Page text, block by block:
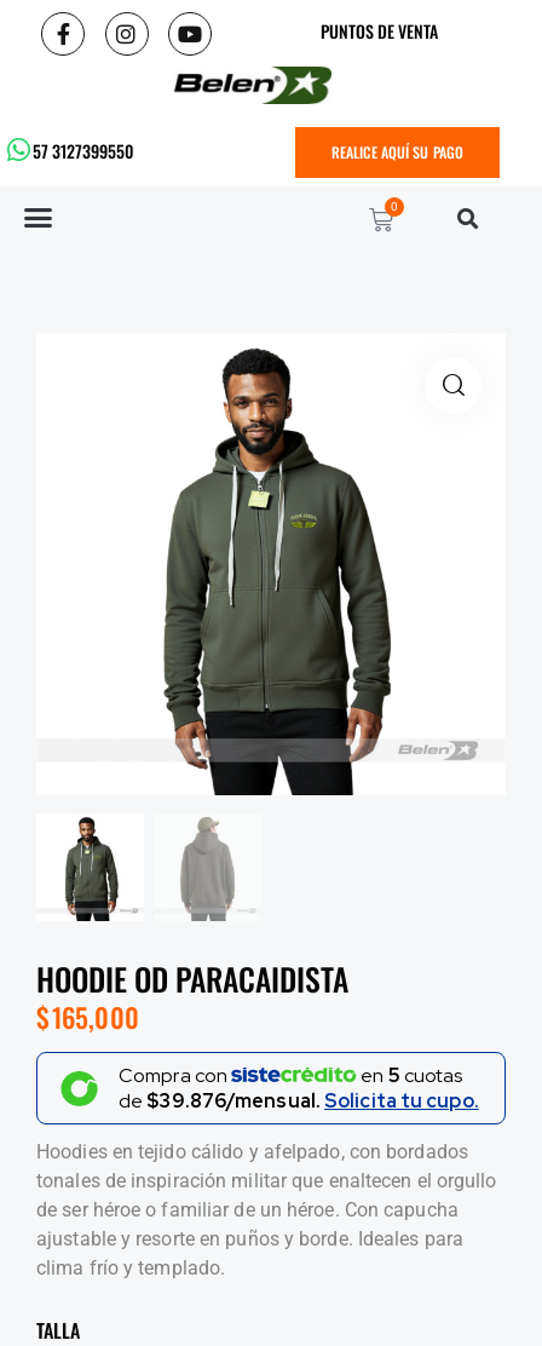
PUNTOS DE VENTA
57 3127399550 REALICE AQUÍ SU PAGO
0
HOODIE OD PARACAIDISTA
$165,000
Compra con en 5cuotas
de $39.876/mensual.Solicita tu cupo.
Hoodies en tejido cálido y afelpado, con bordados
tonales de inspiración militar que enaltecen el orgullo
de ser héroe o familiar de un héroe. Con capucha
ajustable y resorte en puños y borde. Ideales para
clima frío y templado.
TALLA